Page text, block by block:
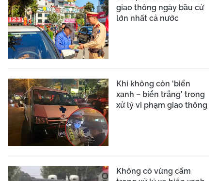
TRANG THÔNG TIN ĐIỆN TỬ TỔNG HỢP CỦA BÁO TRI THỨC VÀ
CUỘC SỐNG
Giấy phép số 113/GP-TTĐT do Cục Phát thanh, truyền hình và Thông
tin điện tử - Bộ Thông tin và Truyền thông cấp ngày 08/07/2021
Tổng Biên tập:Nhà báo Nguyễn Thị Mai Hương
Tòa soạn:
Số 70 Trần Hưng Đạo, phường Cửa Nam, Hà Nội
Điện thoại:024 6 254 3519